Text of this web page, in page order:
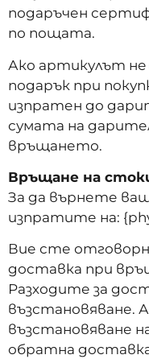
подаръчен
по пощата.
Ако артикулът не
подарък при
изпратен до
сумата на
връщането.
Връщане на
За да върнете
изпратите на:
Вие сте
доставка при
Разходите за
възстановяване.
възстановяване
обратна